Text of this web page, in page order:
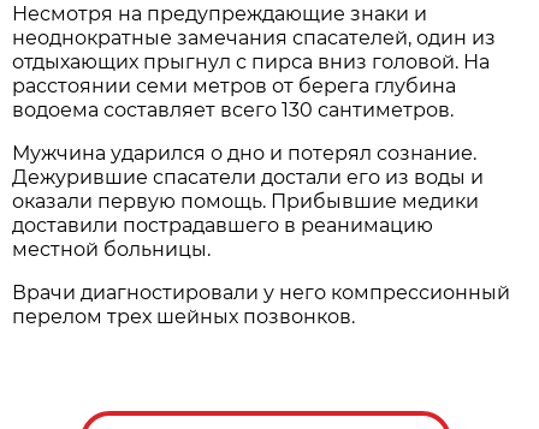
Несмотря на предупреждающие знаки и
неоднократные замечания спасателей, один из
отдыхающих прыгнул с пирса вниз головой. На
расстоянии семи метров от берега глубина
водоема составляет всего 130 сантиметров.
Мужчина ударился о дно и потерял сознание.
Дежурившие спасатели достали его из воды и
оказали первую помощь. Прибывшие медики
доставили пострадавшего в реанимацию
местной больницы.
Врачи диагностировали у него компрессионный
перелом трех шейных позвонков.